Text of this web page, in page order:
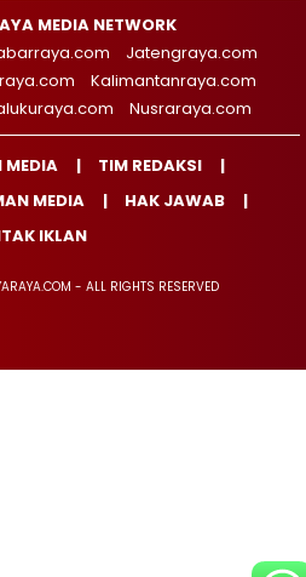
MEDIA NETWORK
Jatengraya.com
Kalimantanraya.com
Nusraraya.com
MEDIA
TIM REDAKSI
MEDIA
HAK JAWAB
IKLAN
- ALL RIGHTS RESERVED